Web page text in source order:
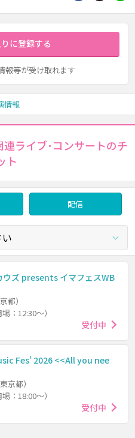
に登録する
報等が受け取れます
情報
ライブ･コンサートのチ
ト
配信
ウズ presents イマフェスWB
都）
：12:30～）
受付中
Fes’ 2026 <<All you nee
京都）
：18:00～）
受付中